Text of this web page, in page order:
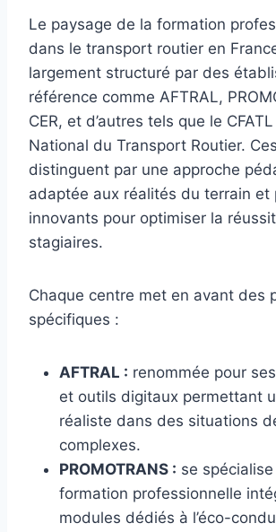
Le paysage de la formation
dans le transport routier en
largement structuré par des
référence comme AFTRAL,
CER, et d’autres tels que le
National du Transport Routier.
distinguent par une approche
adaptée aux réalités du terrain et
innovants pour optimiser la
stagiaires.
Chaque centre met en avant des
spécifiques :
AFTRAL : renommée pour
et outils digitaux permettant
réaliste dans des situations
complexes.
PROMOTRANS : se
formation professionnelle
modules dédiés à l’éco-